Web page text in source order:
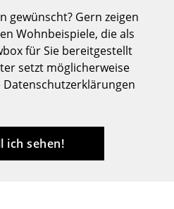
gewünscht? Gern zeigen
Wohnbeispiele, die als
für Sie bereitgestellt
setzt möglicherweise
Datenschutzerklärungen
ich sehen!